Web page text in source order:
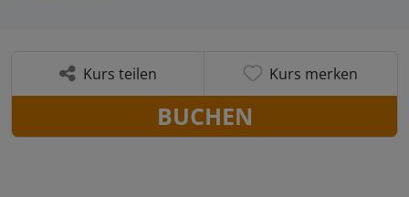
Kurs teilen Kurs merken
BUCHEN